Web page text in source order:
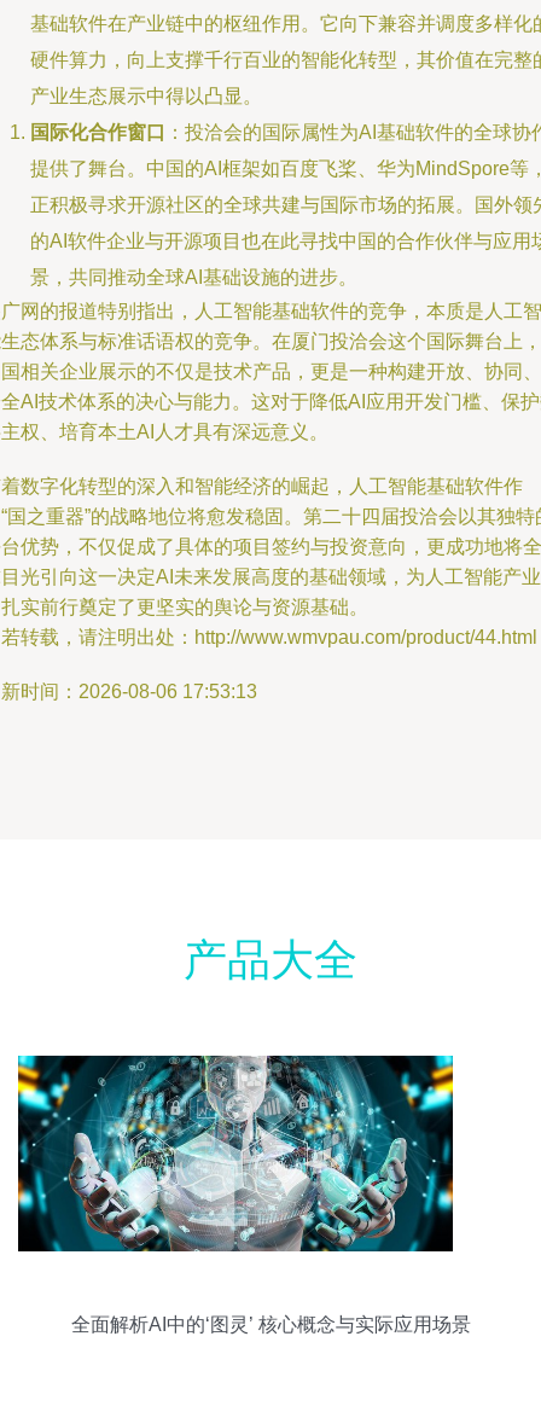
基础软件在产业链中的枢纽作用。它向下兼容并调度多样化
硬件算力，向上支撑千行百业的智能化转型，其价值在完整
产业生态展示中得以凸显。
国际化合作窗口
：投洽会的国际属性为AI基础软件的全球协
提供了舞台。中国的AI框架如百度飞桨、华为MindSpore等
正积极寻求开源社区的全球共建与国际市场的拓展。国外领
的AI软件企业与开源项目也在此寻找中国的合作伙伴与应用
景，共同推动全球AI基础设施的进步。
网的报道特别指出，人工智能基础软件的竞争，本质是人工智
态体系与标准话语权的竞争。在厦门投洽会这个国际舞台上，
相关企业展示的不仅是技术产品，更是一种构建开放、协同、
AI技术体系的决心与能力。这对于降低AI应用开发门槛、保
权、培育本土AI人才具有深远意义。
数字化转型的深入和智能经济的崛起，人工智能基础软件作
国之重器”的战略地位将愈发稳固。第二十四届投洽会以其独特
优势，不仅促成了具体的项目签约与投资意向，更成功地将全
光引向这一决定AI未来发展高度的基础领域，为人工智能产业
实前行奠定了更坚实的舆论与资源基础。
转载，请注明出处：http://www.wmvpau.com/product/44.html
时间：2026-08-06 17:53:13
产品大全
全面解析AI中的‘图灵’ 核心概念与实际应用场景